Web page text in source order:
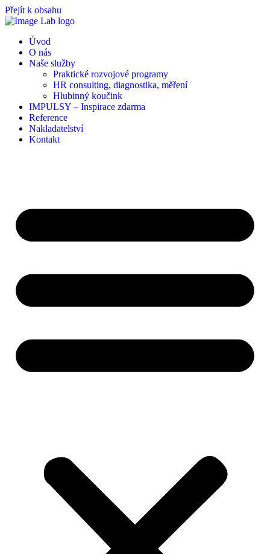
Přejít k obsahu
Úvod
O nás
Naše služby
Praktické rozvojové programy
HR consulting, diagnostika, měření
Hlubinný koučink
IMPULSY – Inspirace zdarma
Reference
Nakladatelství
Kontakt